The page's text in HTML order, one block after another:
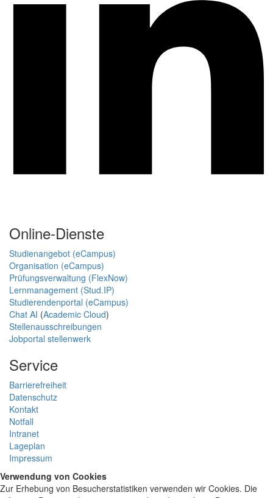
Online-Dienste
Studienangebot (eCampus)
Organisation (eCampus)
Prüfungsverwaltung (FlexNow)
Lernmanagement (Stud.IP)
Studierendenportal (eCampus)
Chat AI (Academic Cloud)
Stellenausschreibungen
Jobportal stellenwerk
Service
Barrierefreiheit
Datenschutz
Kontakt
Notfall
Intranet
Lageplan
Impressum
Verwendung von Cookies
Zur Erhebung von Besucherstatistiken verwenden wir Cookies. Die